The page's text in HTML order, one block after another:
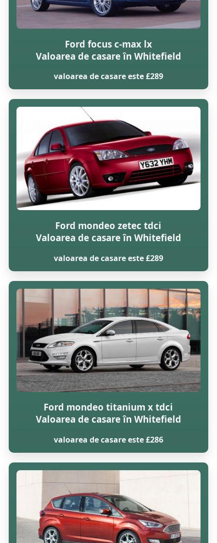
Ford focus c-max lx
Valoarea de casare în Whitefield
valoarea de casare este £289
Ford mondeo zetec tdci
Valoarea de casare în Whitefield
valoarea de casare este £289
Ford mondeo titanium x tdci
Valoarea de casare în Whitefield
valoarea de casare este £286